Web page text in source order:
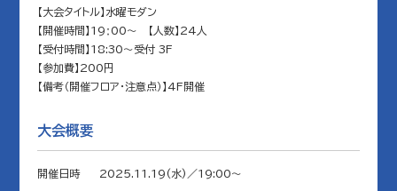
【大会タイトル】水曜モダン
【開催時間】19ː00～ 【人数】24人
【受付時間】18:30～受付 3F
【参加費】200円
【備考（開催フロア・注意点）】4F開催
大会概要
開催日時 2025.11.19(水)／19:00〜